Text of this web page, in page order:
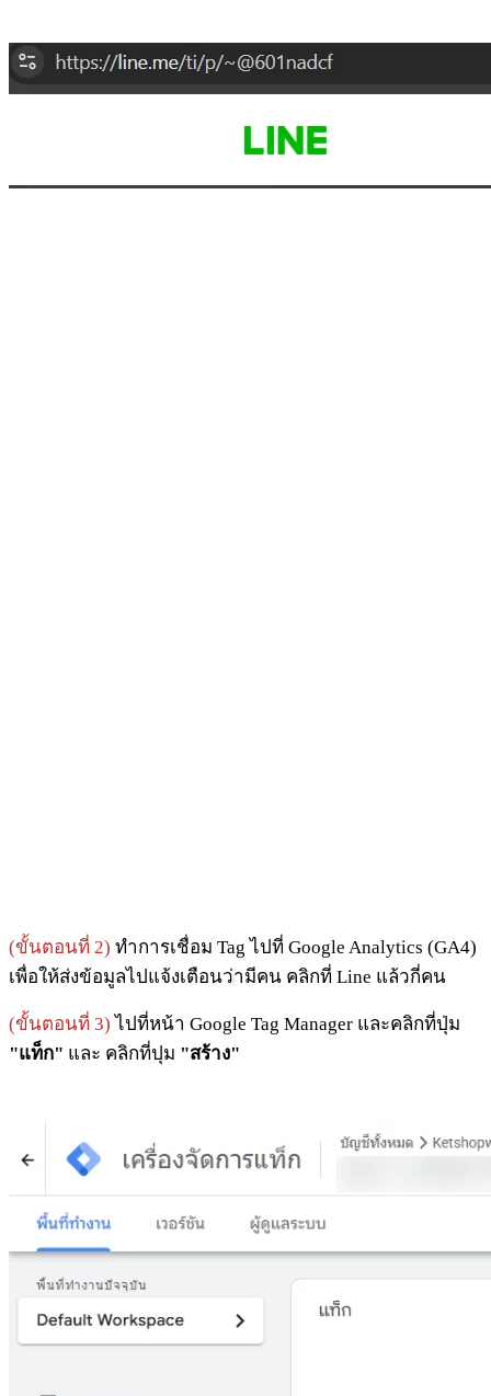
(ขั้นตอนที่ 2) ทำการเชื่อม Tag ไปที่ Google Analytics (GA4)
เพื่อให้ส่งข้อมูลไปแจ้งเตือนว่ามีคน คลิกที่ Line แล้วกี่คน
(ขั้นตอนที่ 3) ไปที่หน้า Google Tag Manager และคลิกที่ปุ่ม
"แท็ก" และ คลิกที่ปุม "สร้าง"